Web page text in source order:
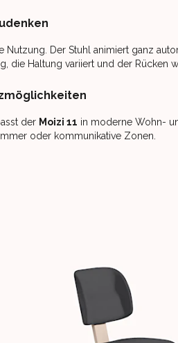
Nutzung. Der Stuhl animiert ganz
die Haltung variiert und der Rücken
der Moizi 11 in moderne Wohn-
oder kommunikative Zonen.